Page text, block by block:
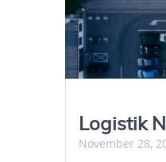
Logistik
November 28,